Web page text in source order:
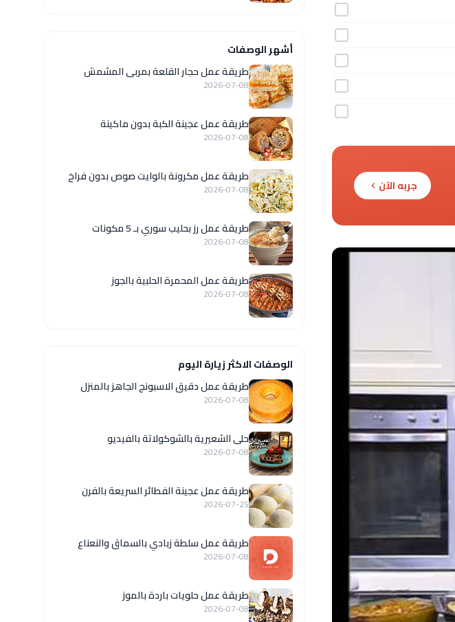
جربه الآن
أشهر الوصفات
طريقة عمل حجار القلعة بمربى المشمش
2026-07-08
طريقة عمل عجينة الكبة بدون ماكينة
2026-07-08
طريقة عمل مكرونة بالوايت صوص بدون فراخ
2026-07-08
طريقة عمل رز بحليب سوري بـ 5 مكونات
2026-07-08
طريقة عمل المحمرة الحلبية بالجوز
2026-07-08
الوصفات الاكثر زيارة اليوم
طريقة عمل دقيق الاسبونج الجاهز بالمنزل
2026-07-08
حلى الشعيرية بالشوكولاتة بالفيديو
2026-07-08
طريقة عمل عجينة الفطائر السريعة بالفرن
2026-07-25
طريقة عمل سلطة زبادي بالسماق والنعناع
2026-07-08
طريقة عمل حلويات باردة بالموز
2026-07-08